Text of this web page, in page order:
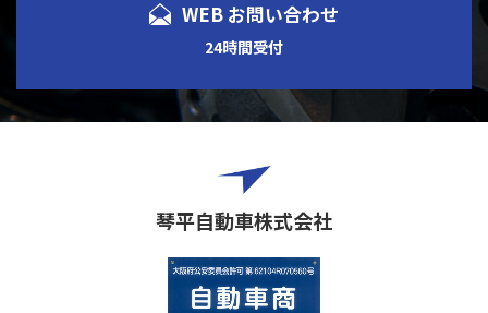
WEB お問い合わせ
24時間受付
琴平自動車株式会社